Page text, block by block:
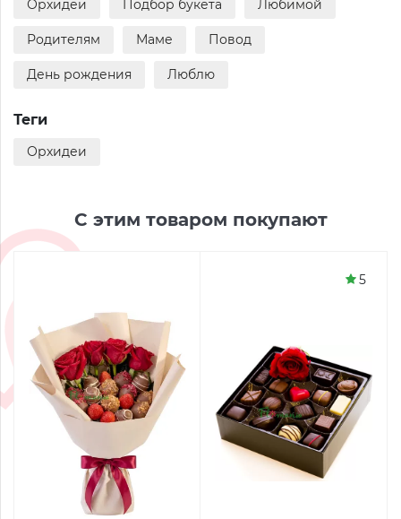
Орхидеи Подбор букета Любимой
Родителям Маме Повод
День рождения Люблю
Теги
Орхидеи
С этим товаром покупают
5